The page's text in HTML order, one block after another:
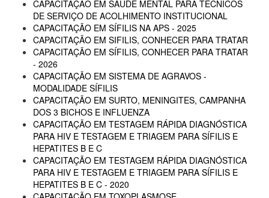
CAPACITAÇÃO EM SAÚDE MENTAL PARA TÉCNICOS
DE SERVIÇO DE ACOLHIMENTO INSTITUCIONAL
CAPACITAÇÃO EM SÍFILIS NA APS - 2025
CAPACITAÇÃO EM SIFILIS, CONHECER PARA TRATAR
CAPACITAÇÃO EM SÍFILIS, CONHECER PARA TRATAR
- 2026
CAPACITAÇÃO EM SISTEMA DE AGRAVOS -
MODALIDADE SÍFILIS
CAPACITAÇÃO EM SURTO, MENINGITES, CAMPANHA
DOS 3 BICHOS E INFLUENZA
CAPACITAÇÃO EM TESTAGEM RÁPIDA DIAGNÓSTICA
PARA HIV E TESTAGEM E TRIAGEM PARA SÍFILIS E
HEPATITES B E C
CAPACITAÇÃO EM TESTAGEM RÁPIDA DIAGNÓSTICA
PARA HIV E TESTAGEM E TRIAGEM PARA SÍFILIS E
HEPATITES B E C - 2020